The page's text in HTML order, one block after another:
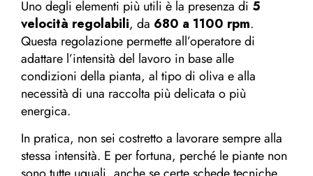
Uno degli elementi più utili è la presenza di 5
velocità regolabili, da 680 a 1100 rpm.
Questa regolazione permette all’operatore di
adattare l’intensità del lavoro in base alle
condizioni della pianta, al tipo di oliva e alla
necessità di una raccolta più delicata o più
energica.
In pratica, non sei costretto a lavorare sempre alla
stessa intensità. E per fortuna, perché le piante non